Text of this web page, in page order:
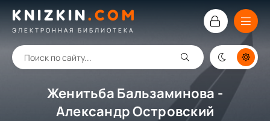
KNIZKIN.COM
ЭЛЕКТРОННАЯ БИБЛИОТЕКА
Женитьба Бальзаминова -
Александр Островский